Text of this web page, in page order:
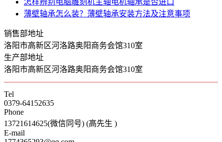
怎样辨别电脑雕刻机主轴电机轴承是否进口
薄壁轴承怎么装？薄壁轴承安装方法及注意事项
销售部地址
洛阳市高新区河洛路奥阳商务会馆310室
生产部地址
洛阳市高新区河洛路奥阳商务会馆310室
Tel
0379-64152635
Phone
13721614625(微信同号) (高先生 )
E-mail